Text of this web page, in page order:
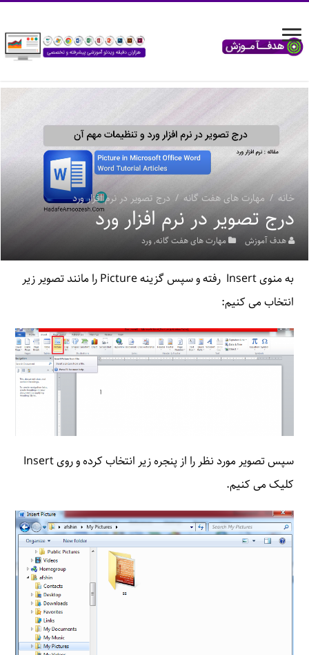
خانه / مهارت های هفت گانه / درج تصویر در نرم افزار ورد
درج تصویر در نرم افزار ورد
هدف آموزش مهارت های هفت گانه,ورد
به منوی Insert رفته و سپس گزینه Picture را مانند تصویر زیر
انتخاب می کنیم:
سپس تصویر مورد نظر را از پنجره زیر انتخاب کرده و روی Insert
کلیک می کنیم.